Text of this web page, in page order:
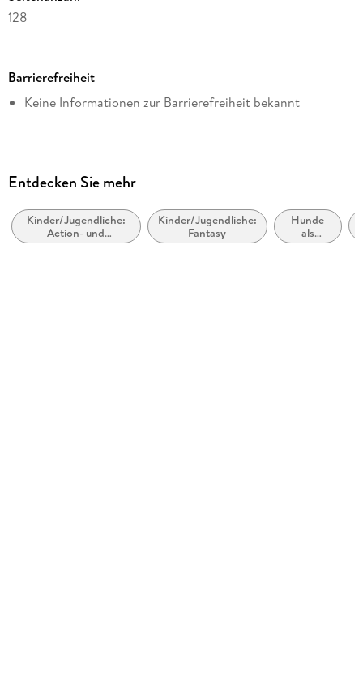
128
Altersempfehlung
ab 8 Jahre
Autor/Autorin
Übersetzung
Sandra Margineanu
Barrierefreiheit
Keine Informationen zur Barrierefreiheit bekannt
Entdecken Sie mehr
Kinder/Jugendliche:
Action- und
Abenteuergeschichten
Kinder/Jugendliche:
Fantasy
Hunde
als
Haustiere